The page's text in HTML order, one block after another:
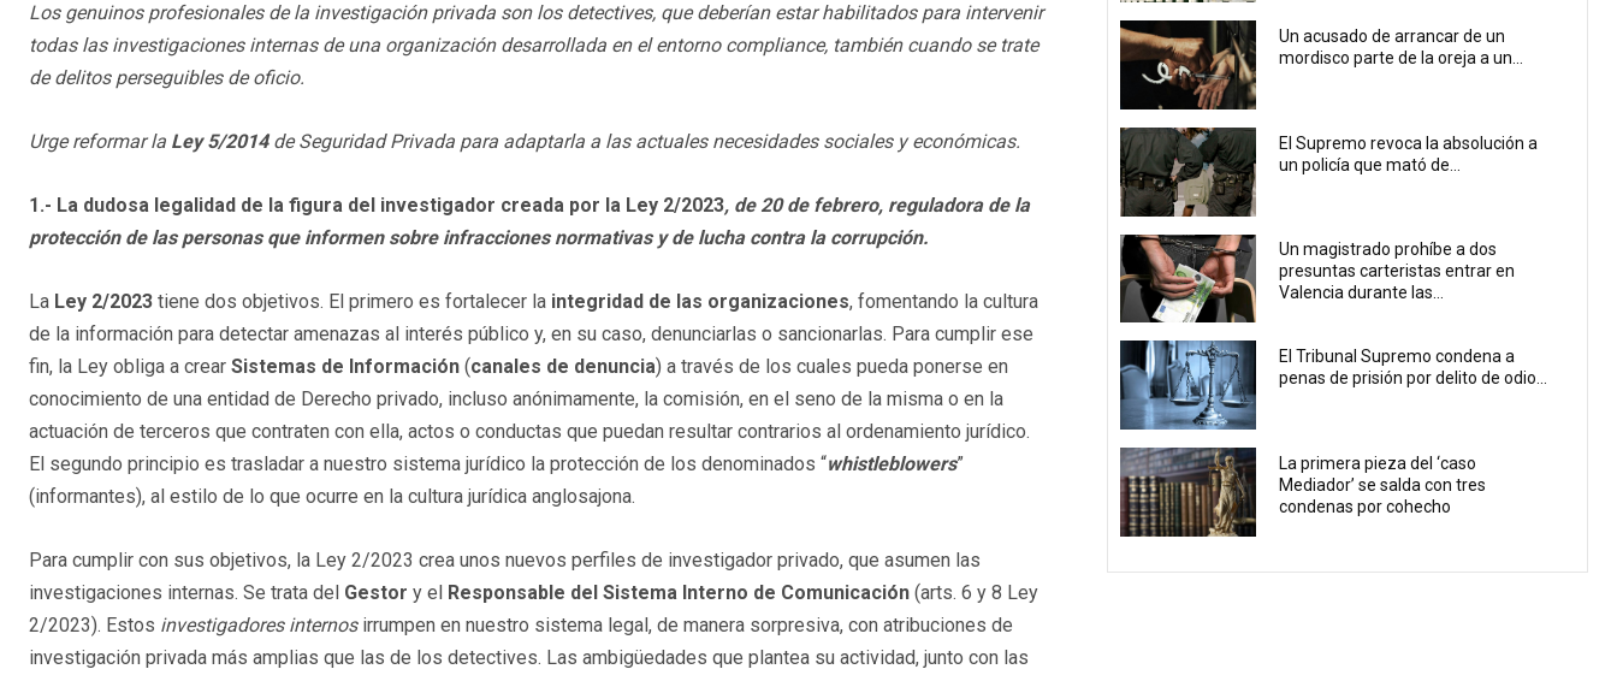
Los genuinos profesionales de la investigación privada son los detectives, que deberían estar habilitados para intervenir
todas las investigaciones internas de una organización desarrollada en el entorno compliance, también cuando se trate
de delitos perseguibles de oficio.
Urge reformar la Ley 5/2014de Seguridad Privada para adaptarla a las actuales necesidades sociales y económicas.
1.- La dudosa legalidad de la figura del investigador creada por la Ley 2/2023, de 20 de febrero, reguladora de la
protección de las personas que informen sobre infracciones normativas y de lucha contra la corrupción.
La Ley 2/2023 tiene dos objetivos. El primero es fortalecer la integridad de las organizaciones, fomentando la cultura
de la información para detectar amenazas al interés público y, en su caso, denunciarlas o sancionarlas. Para cumplir ese
fin, la Ley obliga a crear Sistemas de Información (canales de denuncia) a través de los cuales pueda ponerse en
conocimiento de una entidad de Derecho privado, incluso anónimamente, la comisión, en el seno de la misma o en la
actuación de terceros que contraten con ella, actos o conductas que puedan resultar contrarios al ordenamiento jurídico.
El segundo principio es trasladar a nuestro sistema jurídico la protección de los denominados “whistleblowers”
(informantes), al estilo de lo que ocurre en la cultura jurídica anglosajona.
Para cumplir con sus objetivos, la Ley 2/2023 crea unos nuevos perfiles de investigador privado, que asumen las
investigaciones internas. Se trata del Gestor y el Responsable del Sistema Interno de Comunicación (arts. 6 y 8 Ley
2/2023). Estos investigadores internosirrumpen en nuestro sistema legal, de manera sorpresiva, con atribuciones de
investigación privada más amplias que las de los detectives. Las ambigüedades que plantea su actividad, junto con las
Un acusado de arrancar de un
mordisco parte de la oreja a un...
El Supremo revoca la absolución a
un policía que mató de...
Un magistrado prohíbe a dos
presuntas carteristas entrar en
Valencia durante las...
El Tribunal Supremo condena a
penas de prisión por delito de odio...
La primera pieza del ‘caso
Mediador’ se salda con tres
condenas por cohecho